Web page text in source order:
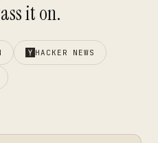
it on.
HACKER NEWS